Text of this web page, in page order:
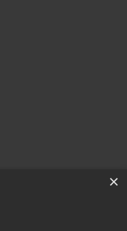
×